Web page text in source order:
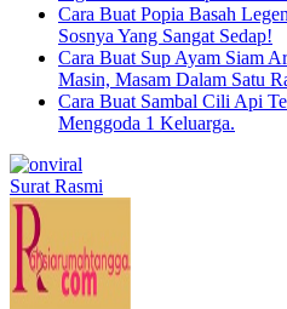
Cara Buat Popia Basah
Sosnya Yang Sangat Sedap!
Cara Buat Sup Ayam Siam
Masin, Masam Dalam Satu
Cara Buat Sambal Cili Api
Menggoda 1 Keluarga.
Surat Rasmi